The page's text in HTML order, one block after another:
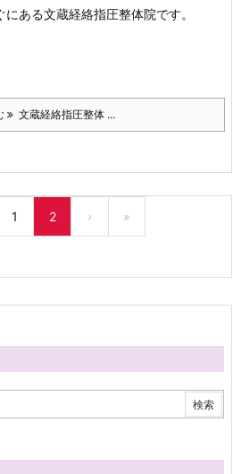
にある文蔵経絡指圧整体院です。
文蔵経絡指圧整体 ...
1 2 › »